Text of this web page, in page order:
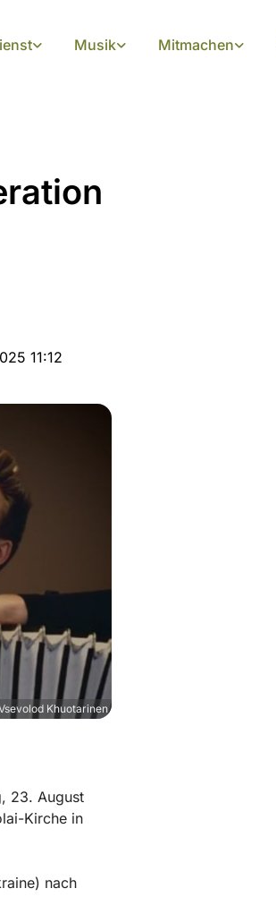
Musik Mitmachen
11:12
Khuotarinen
23. August
Kirche in
nach